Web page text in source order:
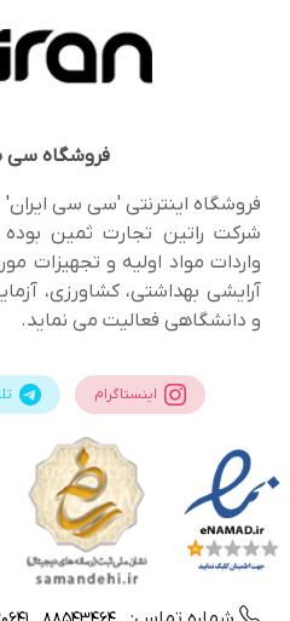
فروشگاهسی
فروشگاه اینترنتی 'سی سی
شرکت راتین تجارت ثمین
واردات مواد اولیه و تجهیزات
آرایشی بهداشتی، کشاورزی،
و دانشگاهی فعالیت می نماید.
اینستاگرام